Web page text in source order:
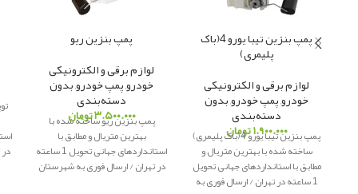
پمپ بنزین تیبا یورو 4(باک
پلیمری)
لوازم برقی و الکترونیکی
خودرو,پمپ خودرو,بدون
دسته‌بندی
۱.۹۰۰.۰۰۰تومان
پمپ بنزین تیبا یورو 4(باک پلیمری)
ساخته شده با بهترین متریال و
مطابق با استانداردهای جهانی تحویل
1 ساعته در تهران / ارسال فوری به
پمپ بنزین ریو
لوازم برقی و الکترونیکی
خودرو,پمپ خودرو,بدون
دسته‌بندی
۳.۵۰۰.۰۰۰تومان
پمپ بنزین ریو ساخته شده با
بهترین متریال و مطابق با
استانداردهای جهانی تحویل 1 ساعته
در تهران / ارسال فوری به شهرستان